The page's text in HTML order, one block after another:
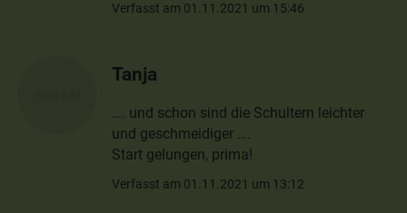
Verfasst am 01.11.2021 um 15:46
Tanja
…. und schon sind die Schultern leichter
und geschmeidiger ….
Start gelungen, prima!
Verfasst am 01.11.2021 um 13:12